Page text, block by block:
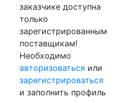
заказчике доступна
только
зарегистрированным
поставщикам!
Необходимо
авторизоваться или
зарегистрироваться
и заполнить профиль